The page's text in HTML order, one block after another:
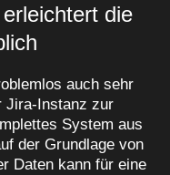
die
auch sehr
Jira-Instanz zur
System aus
der Grundlage von
Daten kann für eine